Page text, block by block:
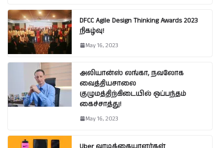
DFCC Agile Design Thinking Awards 2023
நிகழ்வு!
May 16, 2023
அலியான்ஸ் லங்கா, நவலோக
வைத்தியசாலை
குழுமத்திற்கிடையில் ஒப்பந்தம்
கைச்சாத்து!
May 16, 2023